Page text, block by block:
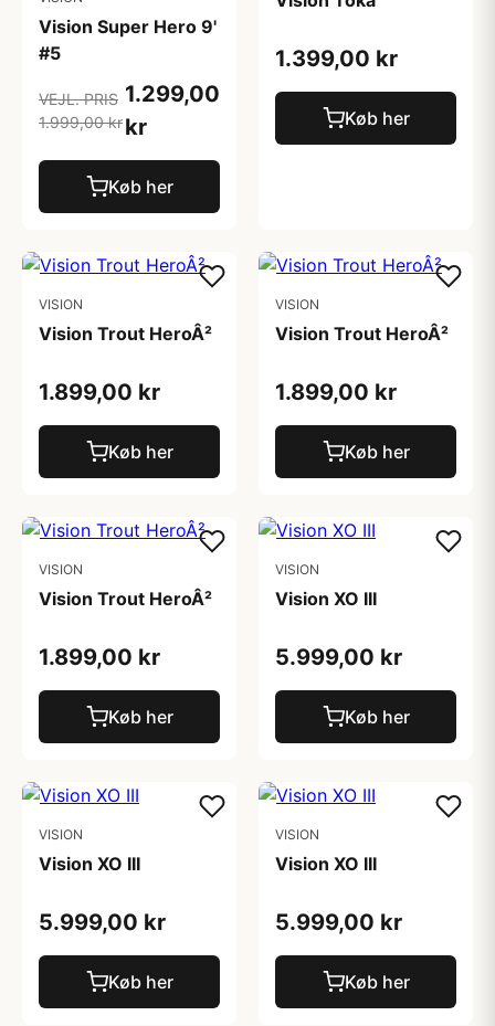
Vision Super Hero 9'
#5
VEJL. PRIS
1.999,00 kr
1.299,00
kr
Køb her
1.399,00 kr
Køb her
VISION
Vision Trout HeroÂ²
1.899,00 kr
Køb her
VISION
Vision Trout HeroÂ²
1.899,00 kr
Køb her
VISION
Vision Trout HeroÂ²
1.899,00 kr
Køb her
VISION
Vision XO III
5.999,00 kr
Køb her
VISION
Vision XO III
5.999,00 kr
Køb her
VISION
Vision XO III
5.999,00 kr
Køb her